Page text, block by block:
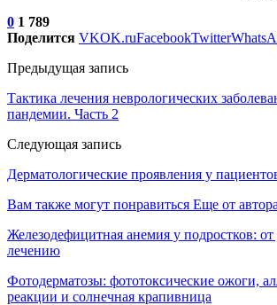
0 1 789
Поделится VKOK.ruFacebookTwitter
Предыдущая запись
Тактика лечения неврологических
пандемии. Часть 2
Следующая запись
Дерматологические проявления у
Вам также могут понравиться Еще от автора
Железодефицитная анемия у подростков:
лечению
Фотодерматозы: фототоксические ожоги,
реакции и солнечная крапивница